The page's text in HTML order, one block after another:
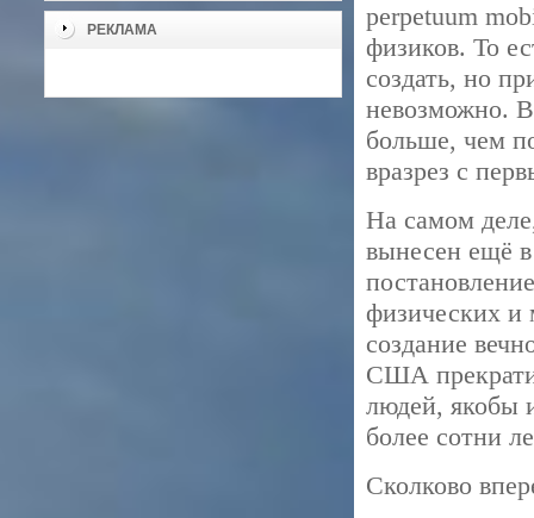
РЕКЛАМА
perpetuum
физиков. То
создать, но
невозможно.
больше, чем
вразрез с
На самом
вынесен ещё
физических и
создание
США
людей, якобы
более сотни
Сколково